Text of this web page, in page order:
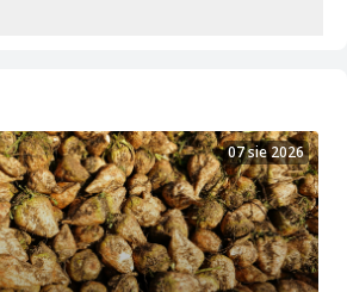
07 sie 2026